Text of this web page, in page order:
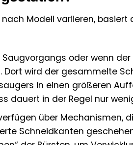
Modell variieren,
oder wenn
wird der gesammelte
in einen größeren
dauert in der Regel nur
über Mechanismen,
Schneidkanten